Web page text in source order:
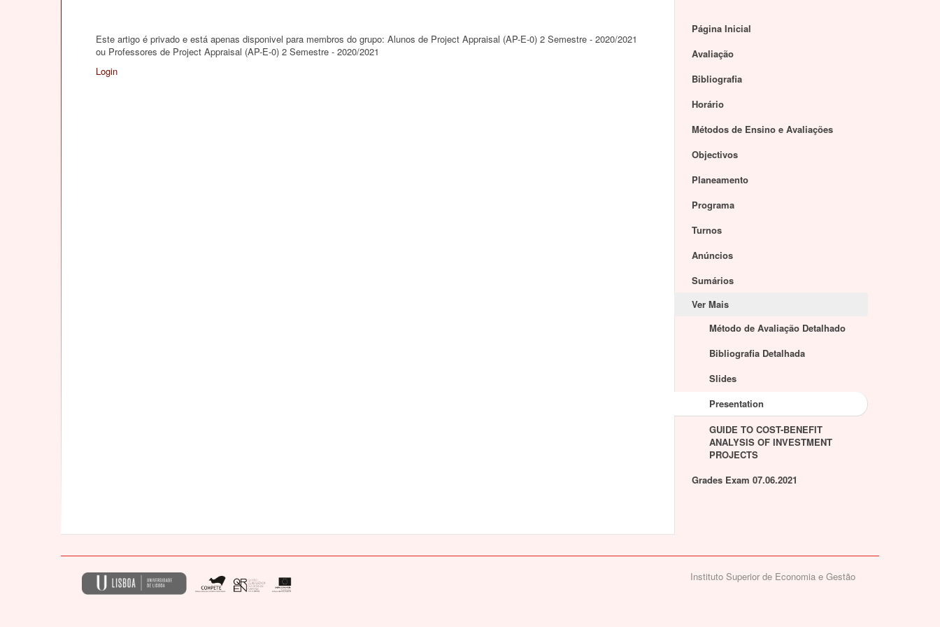
Este artigo é privado e está apenas disponivel para membros do grupo: Alunos de Project Appraisal (AP-E-0) 2 Semestre - 2020/2021
ou Professores de Project Appraisal (AP-E-0) 2 Semestre - 2020/2021
Login
Página Inicial
Avaliação
Bibliografia
Horário
Métodos de Ensino e Avaliações
Objectivos
Planeamento
Programa
Turnos
Anúncios
Sumários
Ver Mais
Método de Avaliação Detalhado
Bibliografia Detalhada
Slides
Presentation
GUIDE TO COST-BENEFIT
ANALYSIS OF INVESTMENT
PROJECTS
Grades Exam 07.06.2021
Instituto Superior de Economia e Gestão